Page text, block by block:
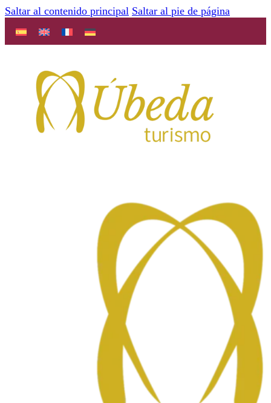
Saltar al contenido principal Saltar al pie de página